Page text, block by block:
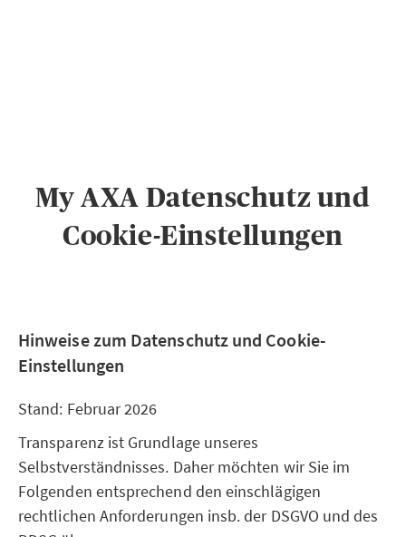
MEDIEN
My AXA Datenschutz und
Cookie-Einstellungen
Hinweise zum Datenschutz und Cookie-
Einstellungen
Stand: Februar 2026
Transparenz ist Grundlage unseres
Selbstverständnisses. Daher möchten wir Sie im
Folgenden entsprechend den einschlägigen
rechtlichen Anforderungen insb. der DSGVO und des